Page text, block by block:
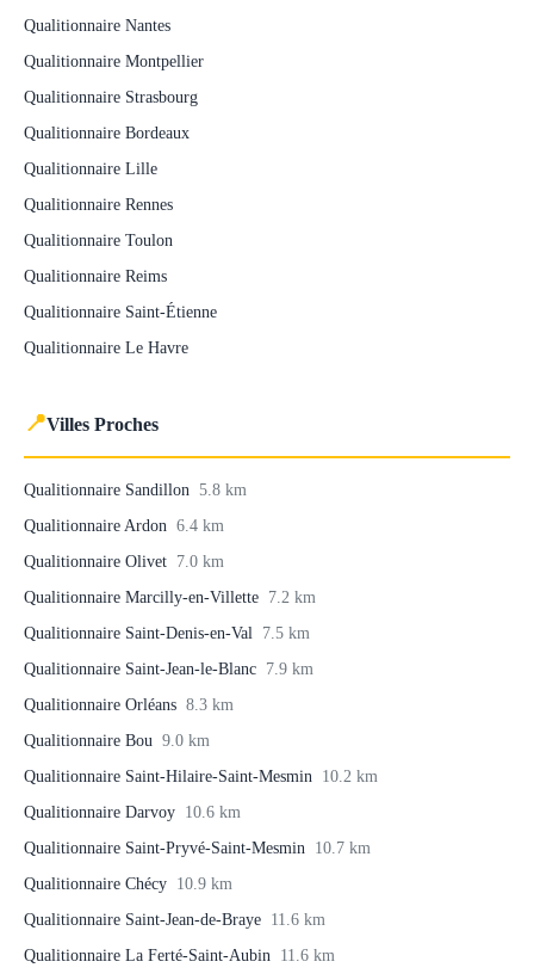
Qualitionnaire Nantes
Qualitionnaire Montpellier
Qualitionnaire Strasbourg
Qualitionnaire Bordeaux
Qualitionnaire Lille
Qualitionnaire Rennes
Qualitionnaire Toulon
Qualitionnaire Reims
Qualitionnaire Saint-Étienne
Qualitionnaire Le Havre
📍Villes Proches
Qualitionnaire Sandillon 5.8 km
Qualitionnaire Ardon 6.4 km
Qualitionnaire Olivet 7.0 km
Qualitionnaire Marcilly-en-Villette 7.2 km
Qualitionnaire Saint-Denis-en-Val 7.5 km
Qualitionnaire Saint-Jean-le-Blanc 7.9 km
Qualitionnaire Orléans 8.3 km
Qualitionnaire Bou 9.0 km
Qualitionnaire Saint-Hilaire-Saint-Mesmin 10.2 km
Qualitionnaire Darvoy 10.6 km
Qualitionnaire Saint-Pryvé-Saint-Mesmin 10.7 km
Qualitionnaire Chécy 10.9 km
Qualitionnaire Saint-Jean-de-Braye 11.6 km
Qualitionnaire La Ferté-Saint-Aubin 11.6 km